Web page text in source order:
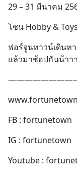
29 – 31 มีนาคม
โซน Hobby &
ฟอร์จูนทาวน์เดินท
แล้วมาช้อปกันน้าา
FB : fortunetown
IG : fortunetown
Youtube :